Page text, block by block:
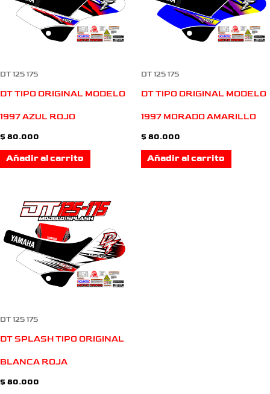
DT 125 175
DT TIPO ORIGINAL MODELO
1997 AZUL ROJO
$ 80.000
Añadir al carrito
DT 125 175
DT TIPO ORIGINAL MODELO
1997 MORADO AMARILLO
$ 80.000
Añadir al carrito
DT 125 175
DT SPLASH TIPO ORIGINAL
BLANCA ROJA
$ 80.000